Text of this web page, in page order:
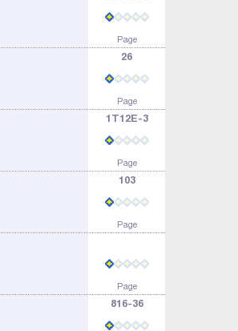
Page
26
Page
1T12E-3
Page
103
Page
Page
816-36